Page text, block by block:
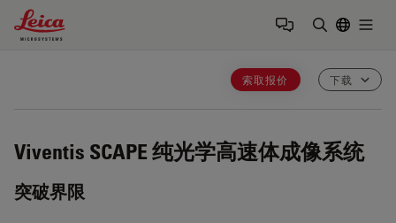
Leica Microsystems Logo
索取报价 下载
Viventis SCAPE 纯光学高速体成像系统
突破界限